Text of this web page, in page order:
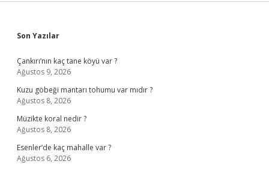
Sidebar
Son Yazılar
Çankırı’nın kaç tane köyü var ?
Ağustos 9, 2026
Kuzu göbeği mantarı tohumu var mıdır ?
Ağustos 8, 2026
Müzikte koral nedir ?
Ağustos 8, 2026
Esenler’de kaç mahalle var ?
Ağustos 6, 2026